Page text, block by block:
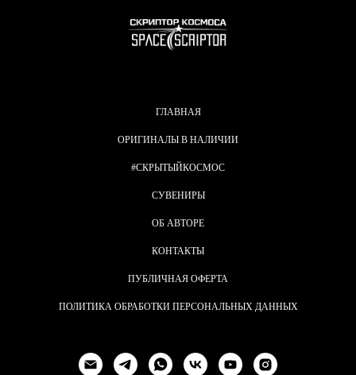
ГЛАВНАЯ
ОРИГИНАЛЫ В НАЛИЧИИ
#СКРЫТЫЙКОСМОС
СУВЕНИРЫ
ОБ АВТОРЕ
КОНТАКТЫ
ПУБЛИЧНАЯ ОФЕРТА
ПОЛИТИКА ОБРАБОТКИ ПЕРСОНАЛЬНЫХ ДАННЫХ